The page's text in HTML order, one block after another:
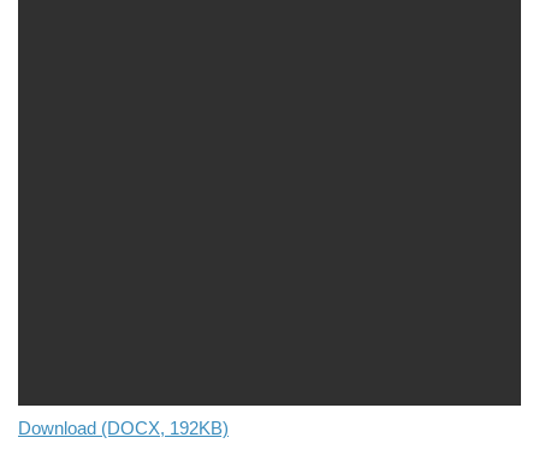
Download (DOCX, 192KB)